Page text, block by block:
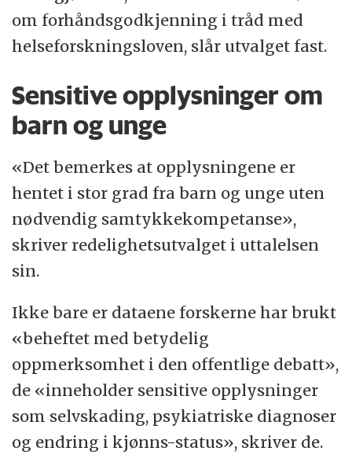
om forhåndsgodkjenning i tråd med
helseforskningsloven, slår utvalget fast.
Sensitive opplysninger om
barn og unge
«Det bemerkes at opplysningene er
hentet i stor grad fra barn og unge uten
nødvendig samtykkekompetanse»,
skriver redelighetsutvalget i uttalelsen
sin.
Ikke bare er dataene forskerne har brukt
«beheftet med betydelig
oppmerksomhet i den offentlige debatt»,
de «inneholder sensitive opplysninger
som selvskading, psykiatriske diagnoser
og endring i kjønns-status», skriver de.